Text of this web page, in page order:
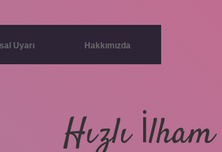
Uyarı Hakkımızda
Hızlı